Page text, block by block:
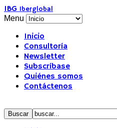
IBG Iberglobal
Menu
Inicio
Consultoría
Newsletter
Subscríbase
Quiénes somos
Contáctenos